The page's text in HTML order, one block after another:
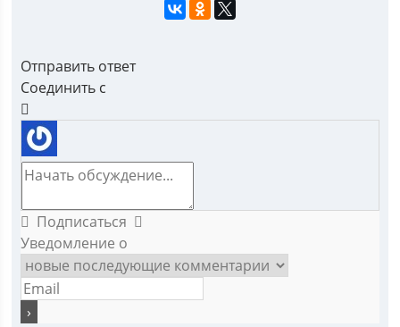
Отправить ответ
Соединить с
Подписаться
Уведомление о